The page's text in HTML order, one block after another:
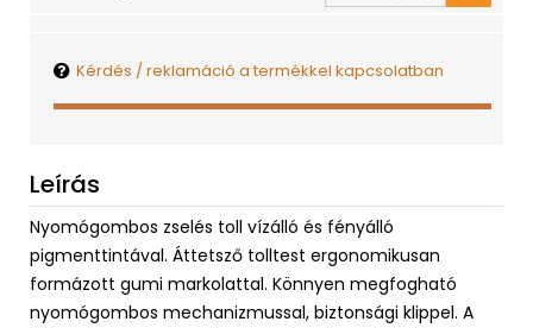
Kérdés / reklamáció a termékkel kapcsolatban
Leírás
Nyomógombos zselés toll vízálló és fényálló
pigmenttintával. Áttetsző tolltest ergonomikusan
formázott gumi markolattal. Könnyen megfogható
nyomógombos mechanizmussal, biztonsági klippel. A